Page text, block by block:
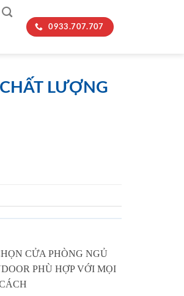
0933.707.707
LƯỢNG